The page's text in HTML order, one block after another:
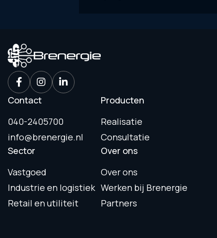
Contact
040-2405700
info@brenergie.nl
Producten
Realisatie
Consultatie
Sector
Vastgoed
Industrie en logistiek
Retail en utiliteit
Over ons
Over ons
Werken bij Brenergie
Partners